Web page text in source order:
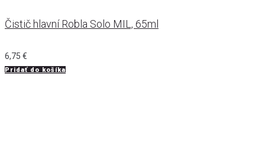
Čistič hlavní Robla Solo MIL, 65ml
6,75 €
Pridať do košíka